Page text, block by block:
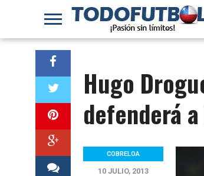
Hugo
defenderá
COBRELOA
10 JULIO, 2013